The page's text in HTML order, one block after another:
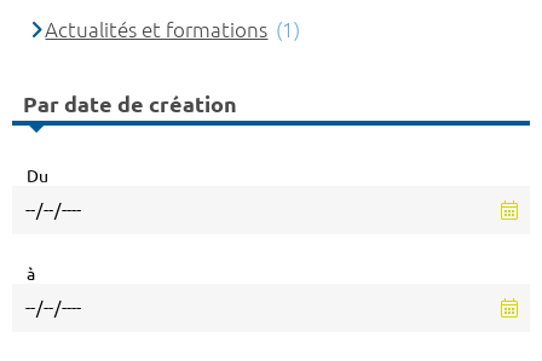
Actualités et formations (1)
Par date de création
Du
à